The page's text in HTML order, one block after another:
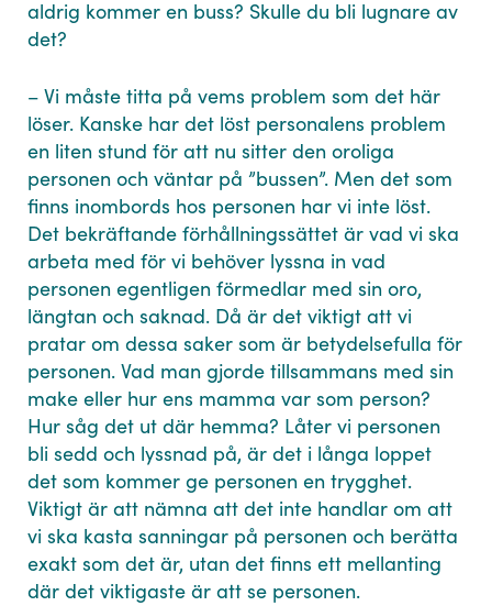
aldrig kommer en buss? Skulle du bli lugnare av
det?
– Vi måste titta på vems problem som det här
löser. Kanske har det löst personalens problem
en liten stund för att nu sitter den oroliga
personen och väntar på ”bussen”. Men det som
finns inombords hos personen har vi inte löst.
Det bekräftande förhållningssättet är vad vi ska
arbeta med för vi behöver lyssna in vad
personen egentligen förmedlar med sin oro,
längtan och saknad. Då är det viktigt att vi
pratar om dessa saker som är betydelsefulla för
personen. Vad man gjorde tillsammans med sin
make eller hur ens mamma var som person?
Hur såg det ut där hemma? Låter vi personen
bli sedd och lyssnad på, är det i långa loppet
det som kommer ge personen en trygghet.
Viktigt är att nämna att det inte handlar om att
vi ska kasta sanningar på personen och berätta
exakt som det är, utan det finns ett mellanting
där det viktigaste är att se personen.